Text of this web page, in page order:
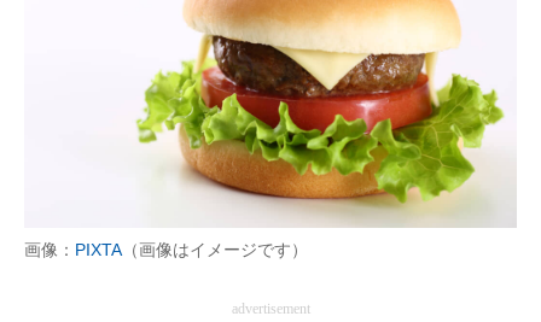
画像： PIXTA（画像はイメージです）
advertisement